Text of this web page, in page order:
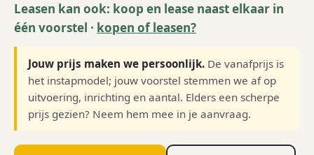
Leasen kan ook: koop en lease naast elkaar in
één voorstel · kopen of leasen?
Jouw prijs maken we persoonlijk. De vanafprijs is
het instapmodel; jouw voorstel stemmen we af op
uitvoering, inrichting en aantal. Elders een scherpe
prijs gezien? Neem hem mee in je aanvraag.